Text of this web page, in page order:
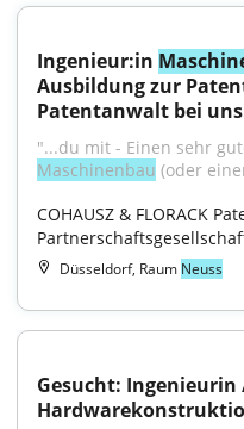
Ingenieur:in
Ausbildung zur
Patentanwalt bei
Maschinenbau (oder
COHAUSZ & FLORACK
Düsseldorf, Raum Neuss
Gesucht: